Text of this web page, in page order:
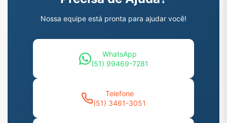
Nossa equipe está pronta para ajudar você!
WhatsApp
(51) 99469-7281
Telefone
(51) 3461-3051